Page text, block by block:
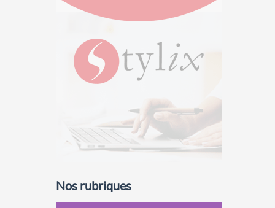
Nos rubriques